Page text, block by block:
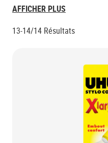
nets et durables pour
AFFICHER PLUS
13-14/14 Résultats